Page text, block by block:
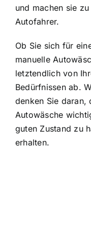
und machen sie
Autofahrer.
Ob Sie sich für
manuelle
letztendlich von
Bedürfnissen ab.
denken Sie daran,
Autowäsche
guten Zustand zu
erhalten.